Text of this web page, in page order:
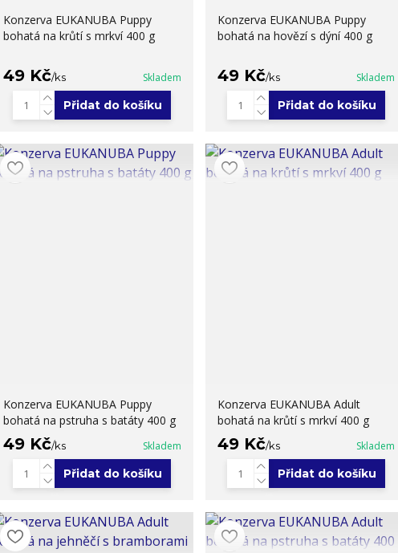
Konzerva EUKANUBA Puppy
bohatá na krůtí s mrkví 400 g
49 Kč/ks Skladem
Přidat do košíku
Konzerva EUKANUBA Puppy
bohatá na hovězí s dýní 400 g
49 Kč/ks Skladem
Přidat do košíku
Konzerva EUKANUBA Puppy
bohatá na pstruha s batáty 400 g
49 Kč/ks Skladem
Přidat do košíku
Konzerva EUKANUBA Adult
bohatá na krůtí s mrkví 400 g
49 Kč/ks Skladem
Přidat do košíku